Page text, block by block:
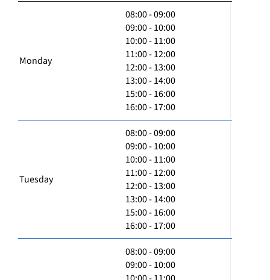
Monday
08:00 - 09:00
09:00 - 10:00
10:00 - 11:00
11:00 - 12:00
12:00 - 13:00
13:00 - 14:00
15:00 - 16:00
16:00 - 17:00
Tuesday
08:00 - 09:00
09:00 - 10:00
10:00 - 11:00
11:00 - 12:00
12:00 - 13:00
13:00 - 14:00
15:00 - 16:00
16:00 - 17:00
08:00 - 09:00
09:00 - 10:00